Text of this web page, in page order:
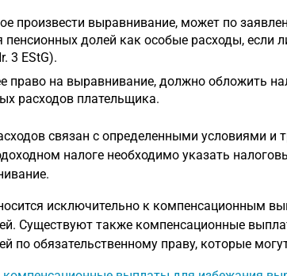
произвести выравнивание, может по
пенсионных долей как особые расходы, если
3 EStG).
право на выравнивание, должно обложить
расходов плательщика.
связан с определенными условиями и
налоге необходимо указать
исключительно к компенсационным
Существуют также компенсационные
по обязательственному праву, которые